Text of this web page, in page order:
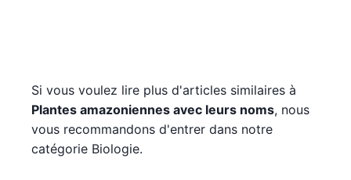
Si vous voulez lire plus d'articles similaires à
Plantes amazoniennes avec leurs noms, nous
vous recommandons d'entrer dans notre
catégorie Biologie.